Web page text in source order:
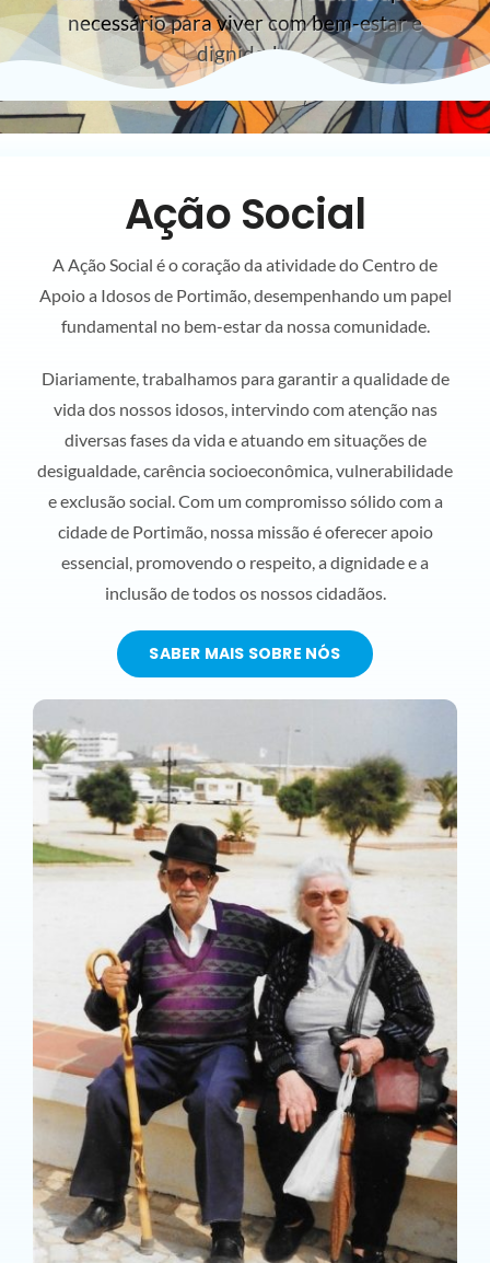
necessário para viver com bem-estar e
dignidade.
Ação Social
A Ação Social é o coração da atividade do Centro de
Apoio a Idosos de Portimão, desempenhando um papel
fundamental no bem-estar da nossa comunidade.
Diariamente, trabalhamos para garantir a qualidade de
vida dos nossos idosos, intervindo com atenção nas
diversas fases da vida e atuando em situações de
desigualdade, carência socioeconômica, vulnerabilidade
e exclusão social. Com um compromisso sólido com a
cidade de Portimão, nossa missão é oferecer apoio
essencial, promovendo o respeito, a dignidade e a
inclusão de todos os nossos cidadãos.
SABER MAIS SOBRE NÓS